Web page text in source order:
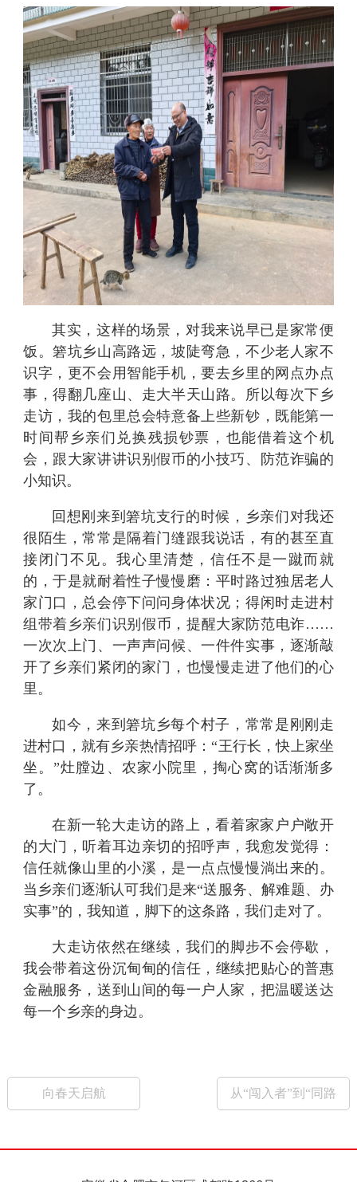
其实，这样的场景，对我来说早已是家常便
饭。箬坑乡山高路远，坡陡弯急，不少老人家不
识字，更不会用智能手机，要去乡里的网点办点
事，得翻几座山、走大半天山路。所以每次下乡
走访，我的包里总会特意备上些新钞，既能第一
时间帮乡亲们兑换残损钞票，也能借着这个机
会，跟大家讲讲识别假币的小技巧、防范诈骗的
小知识。
回想刚来到箬坑支行的时候，乡亲们对我还
很陌生，常常是隔着门缝跟我说话，有的甚至直
接闭门不见。我心里清楚，信任不是一蹴而就
的，于是就耐着性子慢慢磨：平时路过独居老人
家门口，总会停下问问身体状况；得闲时走进村
组带着乡亲们识别假币，提醒大家防范电诈……
一次次上门、一声声问候、一件件实事，逐渐敲
开了乡亲们紧闭的家门，也慢慢走进了他们的心
里。
如今，来到箬坑乡每个村子，常常是刚刚走
进村口，就有乡亲热情招呼： “王行长，快上家坐
坐。”灶膛边、农家小院里，掏心窝的话渐渐多
了。
在新一轮大走访的路上，看着家家户户敞开
的大门，听着耳边亲切的招呼声，我愈发觉得：
信任就像山里的小溪，是一点点慢慢淌出来的。
当乡亲们逐渐认可我们是来“送服务、解难题、办
实事”的，我知道，脚下的这条路，我们走对了。
大走访依然在继续，我们的脚步不会停歇，
我会带着这份沉甸甸的信任，继续把贴心的普惠
金融服务，送到山间的每一户人家，把温暖送达
每一个乡亲的身边。
向春天启航 从“闯入者”到“同路